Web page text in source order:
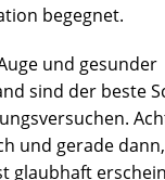
begegnet.
und gesunder
sind der beste
und gerade
glaubhaft